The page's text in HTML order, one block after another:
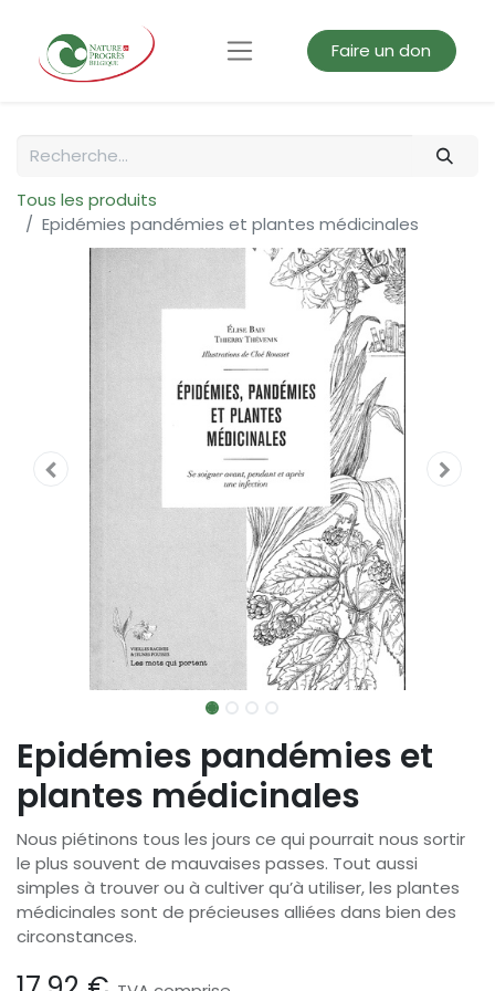
Faire un don
Tous les produits
Epidémies pandémies et plantes médicinales
Epidémies pandémies et
plantes médicinales
Nous piétinons tous les jours ce qui pourrait nous sortir
le plus souvent de mauvaises passes. Tout aussi
simples à trouver ou à cultiver qu’à utiliser, les plantes
médicinales sont de précieuses alliées dans bien des
circonstances.